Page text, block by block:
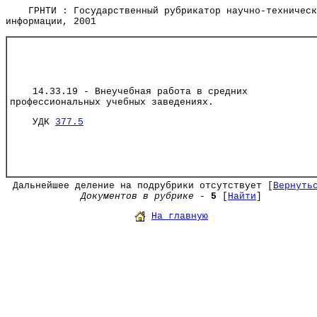
ГРНТИ : Государственный рубрикатор научно-
информации, 2001
14.33.19 - Внеучебная работа в средних
профессиональных учебных заведениях.
УДК 377.5
Дальнейшее деление на подрубрики отсутствует [
Документов в рубрике - 5 Найти
На главную